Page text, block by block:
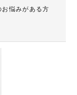
悩みがある方